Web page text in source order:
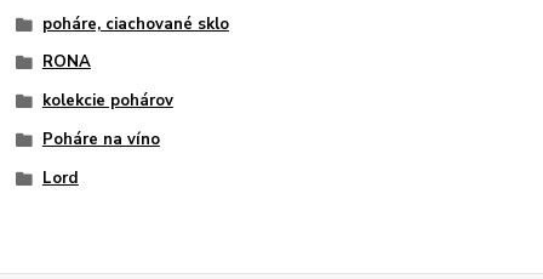
poháre, ciachované sklo
RONA
kolekcie pohárov
Poháre na víno
Lord